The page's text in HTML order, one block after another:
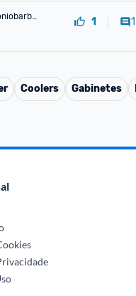
1 1
Coolers Gabinetes